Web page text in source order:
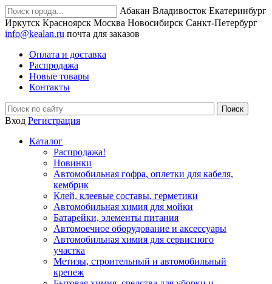
Абакан Владивосток Екатеринбург
Иркутск Красноярск Москва Новосибирск Санкт-Петербург
info@kealan.ru почта для заказов
Оплата и доставка
Распродажа
Новые товары
Контакты
Вход Регистрация
Каталог
Распродажа!
Новинки
Автомобильная гофра, оплетки для кабеля,
кембрик
Клей, клеевые составы, герметики
Автомобильная химия для мойки
Батарейки, элементы питания
Автомоечное оборудование и аксессуары
Автомобильная химия для сервисного
участка
Метизы, строительный и автомобильный
крепеж